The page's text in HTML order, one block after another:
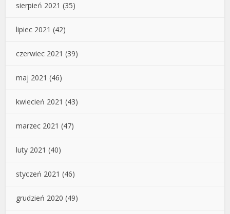
sierpień 2021 (35)
lipiec 2021 (42)
czerwiec 2021 (39)
maj 2021 (46)
kwiecień 2021 (43)
marzec 2021 (47)
luty 2021 (40)
styczeń 2021 (46)
grudzień 2020 (49)